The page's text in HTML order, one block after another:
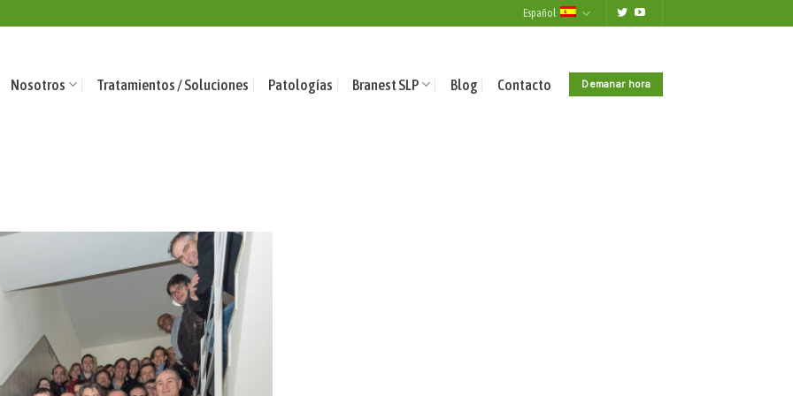
Español
Nosotros Tratamientos / Soluciones Patologías Branest SLP Blog Contacto Demanar hora